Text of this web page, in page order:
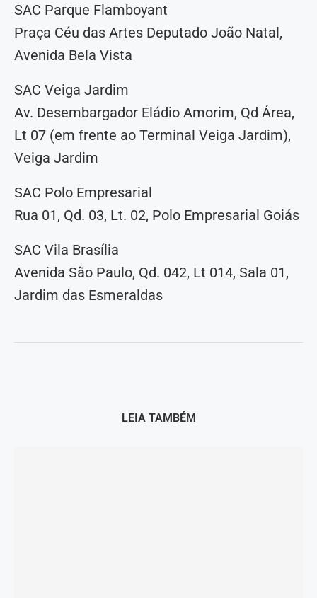
SAC Parque Flamboyant
Praça Céu das Artes Deputado João Natal,
Avenida Bela Vista
SAC Veiga Jardim
Av. Desembargador Eládio Amorim, Qd Área,
Lt 07 (em frente ao Terminal Veiga Jardim),
Veiga Jardim
SAC Polo Empresarial
Rua 01, Qd. 03, Lt. 02, Polo Empresarial Goiás
SAC Vila Brasília
Avenida São Paulo, Qd. 042, Lt 014, Sala 01,
Jardim das Esmeraldas
LEIA TAMBÉM